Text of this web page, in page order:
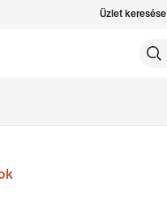
Üzlet keresése